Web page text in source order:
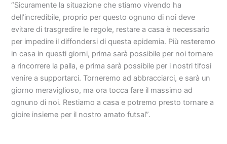
“Sicuramente la situazione che stiamo vivendo ha
dell’incredibile, proprio per questo ognuno di noi deve
evitare di trasgredire le regole, restare a casa è necessario
per impedire il diffondersi di questa epidemia. Più resteremo
in casa in questi giorni, prima sarà possibile per noi tornare
a rincorrere la palla, e prima sarà possibile per i nostri tifosi
venire a supportarci. Torneremo ad abbracciarci, e sarà un
giorno meraviglioso, ma ora tocca fare il massimo ad
ognuno di noi. Restiamo a casa e potremo presto tornare a
gioire insieme per il nostro amato futsal”.